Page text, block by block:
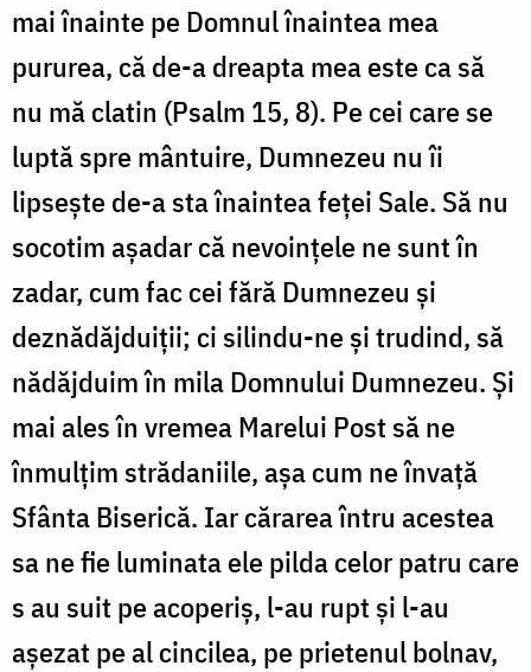
mai înainte pe Domnul înaintea mea
pururea, că de-a dreapta mea este ca să
nu mă clatin (Psalm 15, 8). Pe cei care se
luptă spre mântuire, Dumnezeu nu îi
lipseşte de-a sta înaintea feţei Sale. Să nu
socotim aşadar că nevoinţele ne sunt în
zadar, cum fac cei fără Dumnezeu şi
deznă­dăjduiţii; ci silindu-ne şi trudind, să
nădăjduim în mila Domnului Dumnezeu. Şi
mai ales în vremea Marelui Post să ne
înmulţim strădaniile, aşa cum ne învaţă
Sfânta Biserică. Iar cărarea întru acestea
sa ne fie luminata ele pilda celor patru care
s au suit pe aco­periş, l-au rupt şi l-au
aşezat pe al cincilea, pe prietenul bolnav,